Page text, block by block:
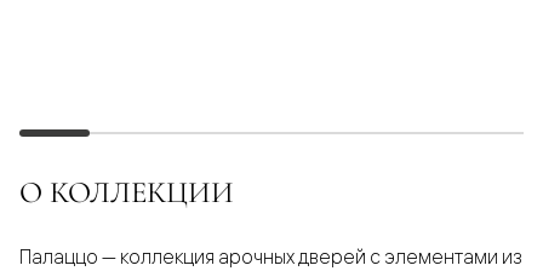
О КОЛЛЕКЦИИ
Палаццо — коллекция арочных дверей с элементами из